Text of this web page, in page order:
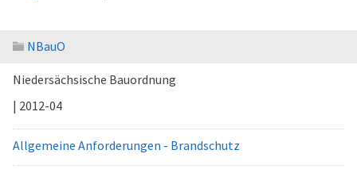
NBauO
Niedersächsische Bauordnung
| 2012-04
Allgemeine Anforderungen - Brandschutz